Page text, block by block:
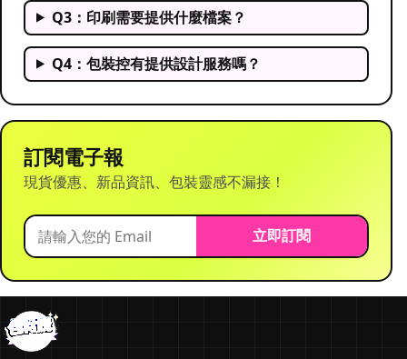
Q3：印刷需要提供什麼檔案？
Q4：包裝控有提供設計服務嗎？
訂閱電子報
現貨優惠、新品資訊、包裝靈感不漏接！
立即訂閱